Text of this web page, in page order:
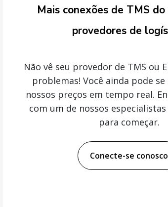
Mais conexões de TMS
provedores de
Não vê seu provedor de TMS ou
problemas! Você ainda pode
nossos preços em tempo real.
com um de nossos
para começar.
Conecte-se conosco